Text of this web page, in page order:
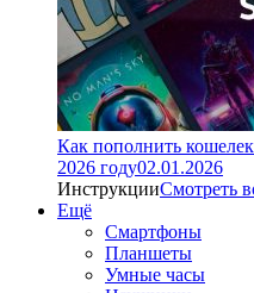
Как пополнить
2026 году02.01.2026
ИнструкцииСмотреть
Ещё
Смартфоны
Планшеты
Умные часы